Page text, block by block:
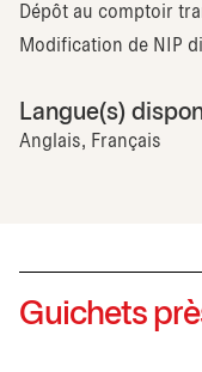
Dépôt au comptoir
Modification de NIP
Langue(s)
Anglais, Français
Guichets